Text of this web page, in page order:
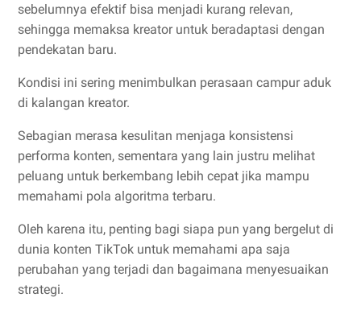
sebelumnya efektif bisa menjadi kurang relevan,
sehingga memaksa kreator untuk beradaptasi dengan
pendekatan baru.
Kondisi ini sering menimbulkan perasaan campur aduk
di kalangan kreator.
Sebagian merasa kesulitan menjaga konsistensi
performa konten, sementara yang lain justru melihat
peluang untuk berkembang lebih cepat jika mampu
memahami pola algoritma terbaru.
Oleh karena itu, penting bagi siapa pun yang bergelut di
dunia konten TikTok untuk memahami apa saja
perubahan yang terjadi dan bagaimana menyesuaikan
strategi.